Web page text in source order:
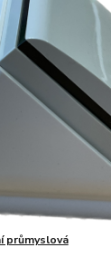
průmyslová